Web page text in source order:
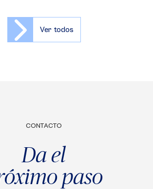
Ver todos
CONTACTO
Da el
paso